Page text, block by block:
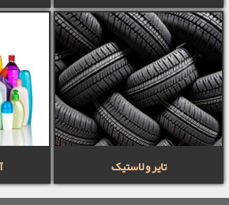
تایر و لاستیک